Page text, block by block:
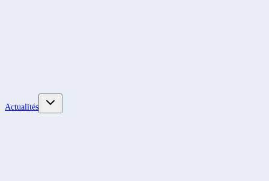
Actualités